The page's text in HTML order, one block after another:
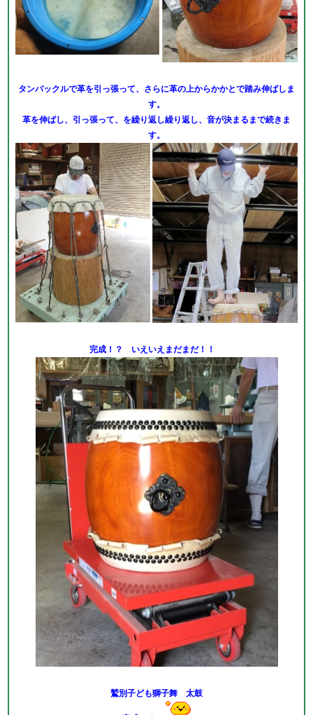
タンバックルで革を引っ張って、さらに革の上からかかとで踏み伸ばしま
す。
革を伸ばし、引っ張って、を繰り返し繰り返し、音が決まるまで続きま
す。
完成！？ いえいえまだまだ！！
鷲別子ども獅子舞 太鼓